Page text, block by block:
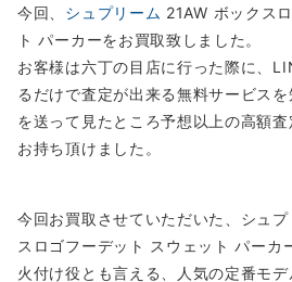
今回、 シュプリーム 21AW ボックス
ト パーカーをお買取致しました。
お客様は六丁の目店に行った際に、
るだけで査定が出来る無料サービス
を送って見たところ予想以上の高額
お持ち頂けました。
今回お買取させていただいた、シュ
スロゴフーデット スウェット パーカ
火付け役とも言える、人気の定番モ